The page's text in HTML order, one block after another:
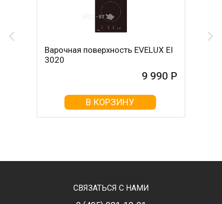
Варочная поверхность EVELUX EI
3020
9 990 Р
В КОРЗИНУ
СВЯЗАТЬСЯ С НАМИ